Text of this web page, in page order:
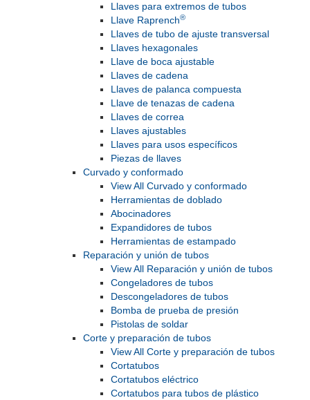
Llaves para extremos de tubos
Llave Raprench®
Llaves de tubo de ajuste transversal
Llaves hexagonales
Llave de boca ajustable
Llaves de cadena
Llaves de palanca compuesta
Llave de tenazas de cadena
Llaves de correa
Llaves ajustables
Llaves para usos específicos
Piezas de llaves
Curvado y conformado
View All Curvado y conformado
Herramientas de doblado
Abocinadores
Expandidores de tubos
Herramientas de estampado
Reparación y unión de tubos
View All Reparación y unión de tubos
Congeladores de tubos
Descongeladores de tubos
Bomba de prueba de presión
Pistolas de soldar
Corte y preparación de tubos
View All Corte y preparación de tubos
Cortatubos
Cortatubos eléctrico
Cortatubos para tubos de plástico